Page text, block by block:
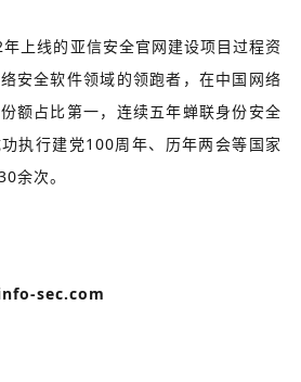
上线的亚信安全官网建设项目过程资
安全软件领域的领跑者，在中国网络
额占比第一，连续五年蝉联身份安全
执行建党100周年、历年两会等国家
余次。
sec.com